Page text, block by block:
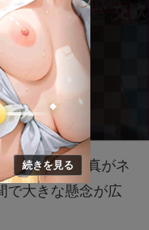
質な合成写真がネ
で大きな懸念が広